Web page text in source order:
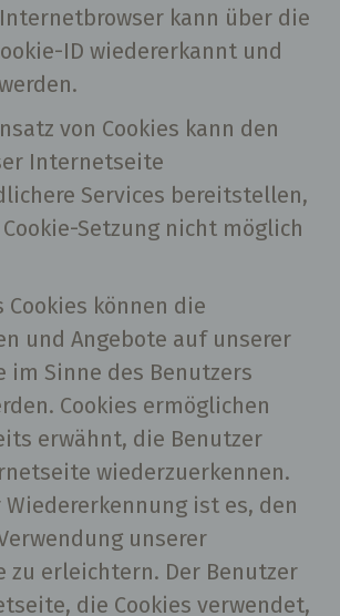
kann über die
ID wiedererkannt und
von Cookies kann den
Internetseite
Services bereitstellen,
Setzung nicht möglich
können die
und Angebote auf unserer
Sinne des Benutzers
Cookies ermöglichen
erwähnt, die Benutzer
wiederzuerkennen.
Wiedererkennung ist es, den
unserer
zu erleichtern. Der Benutzer
die Cookies verwendet,